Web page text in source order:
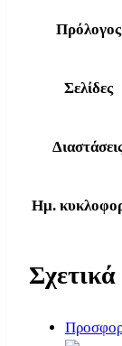
Πρόλογος
Σελίδες
Ημ.